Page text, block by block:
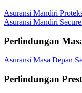
Asuransi Mandiri
Asuransi Mandiri
Perlindungan
Asuransi Masa Depan
Perlindungan